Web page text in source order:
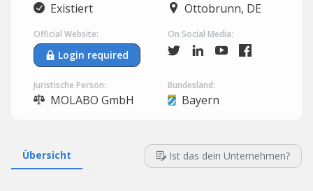
Existiert Ottobrunn, DE
Official Website:
Login required
On Social Media:
Juristische Person:
MOLABO GmbH
Bundesland:
Bayern
Übersicht Ist das dein Unternehmen?